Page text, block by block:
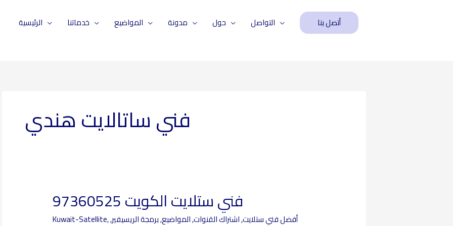
الرئيسية خدماتنا المواضيع مدونة حول التواصل
أتصل بنا
فني ساتالايت هندي
فني ستلايت الكويت 97360525
Kuwait-Satellite, أفضل فني ستلايت,اشتراك القنوات,المواضيع,برمجة الريسيفير,
فني
ستلايت
الكويت